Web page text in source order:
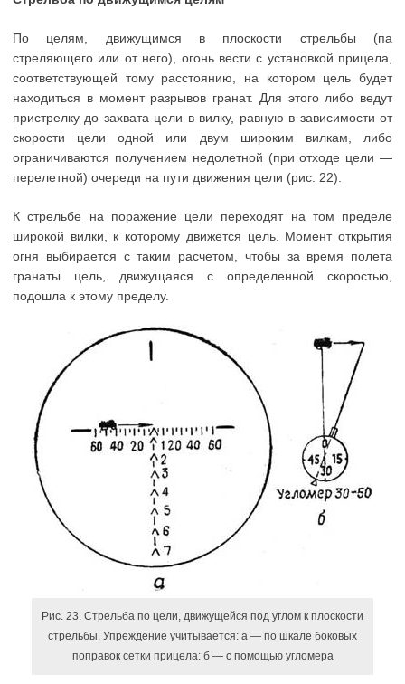
По целям, движущимся в плоскости стрельбы (па
стреляющего или от него), огонь вести с установкой прицела,
соответствующей тому расстоянию, на котором цель будет
находиться в момент разрывов гранат. Для этого либо ведут
пристрелку до захвата цели в вилку, равную в зависимости от
скорости цели одной или двум широким вилкам, либо
ограничиваются получением недолетной (при отходе цели —
перелетной) очереди на пути движения цели (рис. 22).
К стрельбе на поражение цели переходят на том пределе
широкой вилки, к которому движется цель. Момент открытия
огня выбирается с таким расчетом, чтобы за время полета
гранаты цель, движущаяся с определенной скоростью,
подошла к этому пределу.
Рис. 23. Стрельба по цели, движущейся под углом к плоскости
стрельбы. Упреждение учитывается: а — по шкале боковых
поправок сетки прицела: б — с помощью угломера